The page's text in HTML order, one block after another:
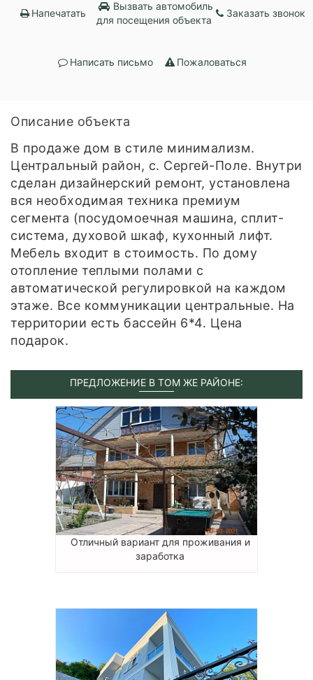
Напечатать
Вызвать автомобиль
для посещения объекта
Заказать звонок
Написать письмо Пожаловаться
Описание объекта
В продаже дом в стиле минимализм.
Центральный район, с. Сергей-Поле. Внутри
сделан дизайнерский ремонт, установлена
вся необходимая техника премиум
сегмента (посудомоечная машина, сплит-
система, духовой шкаф, кухонный лифт.
Мебель входит в стоимость. По дому
отопление теплыми полами с
автоматической регулировкой на каждом
этаже. Все коммуникации центральные. На
территории есть бассейн 6*4. Цена
подарок.
ПРЕДЛОЖЕНИЕ В ТОМ ЖЕ РАЙОНЕ:
Отличный вариант для проживания и
заработка